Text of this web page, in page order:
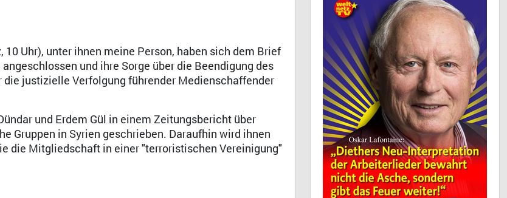
Uhr), unter ihnen meine Person, haben sich dem Brief
und ihre Sorge über die Beendigung des
justizielle Verfolgung führender Medienschaffender
und Erdem Gül in einem Zeitungsbericht über
Gruppen in Syrien geschrieben. Daraufhin wird ihnen
die Mitgliedschaft in einer "terroristischen Vereinigung"